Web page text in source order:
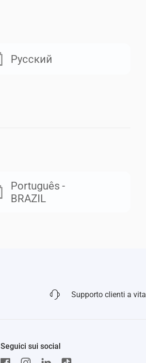
Русский
Português -
BRAZIL
Supporto clienti a vita
Seguici sui social